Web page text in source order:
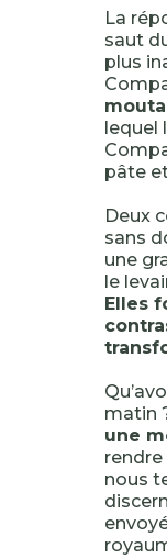
La
saut
plus
lequel
pâte
Deux
sans
une
le
Elles
matin
une
rendre
nous